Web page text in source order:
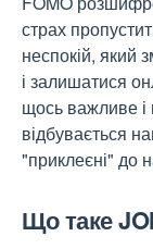
страх
неспокій, який
і залишатися
щось важливе і
відбувається
"приклеєні" до
Що таке